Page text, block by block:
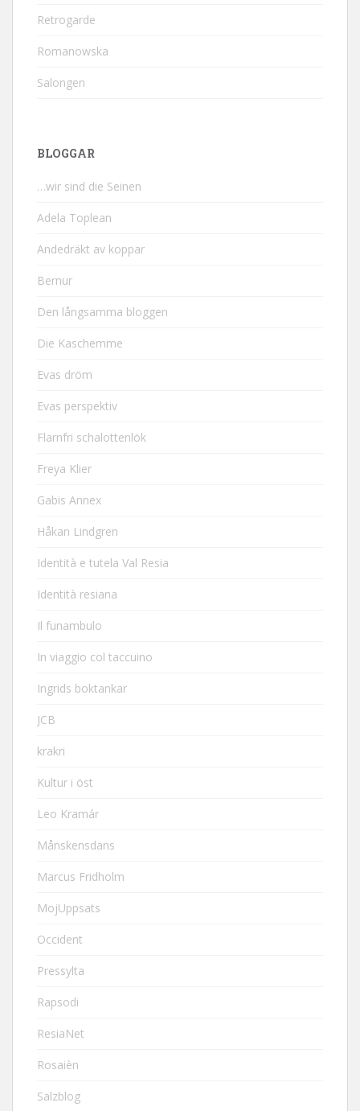
Retrogarde
Romanowska
Salongen
BLOGGAR
…wir sind die Seinen
Adela Toplean
Andedräkt av koppar
Bernur
Den långsamma bloggen
Die Kaschemme
Evas dröm
Evas perspektiv
Flarnfri schalottenlök
Freya Klier
Gabis Annex
Håkan Lindgren
Identità e tutela Val Resia
Identità resiana
Il funambulo
In viaggio col taccuino
Ingrids boktankar
JCB
krakri
Kultur i öst
Leo Kramár
Månskensdans
Marcus Fridholm
MojUppsats
Occident
Pressylta
Rapsodi
ResiaNet
Rosaièn
Salzblog